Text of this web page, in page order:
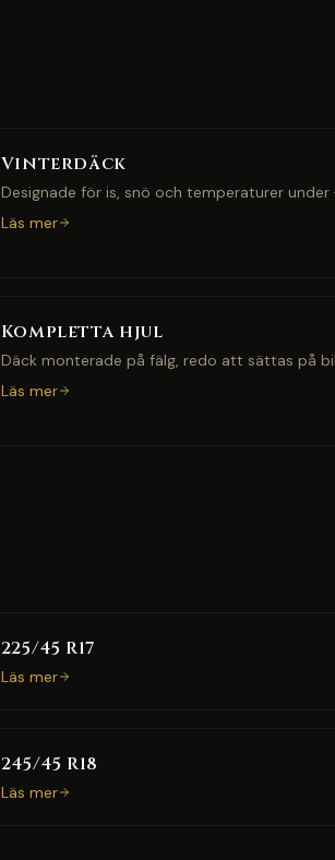
Vinterdäck
Designade för is, snö och temperaturer under
Läs mer
Kompletta hjul
Däck monterade på fälg, redo att sättas på
Läs mer
225/45 R17
Läs mer
245/45 R18
Läs mer